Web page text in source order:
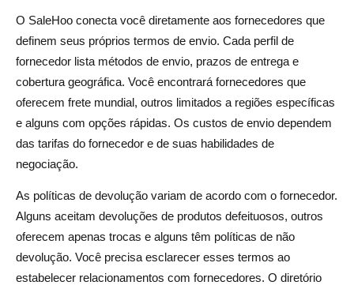
O SaleHoo conecta você diretamente aos fornecedores que
definem seus próprios termos de envio. Cada perfil de
fornecedor lista métodos de envio, prazos de entrega e
cobertura geográfica. Você encontrará fornecedores que
oferecem frete mundial, outros limitados a regiões específicas
e alguns com opções rápidas. Os custos de envio dependem
das tarifas do fornecedor e de suas habilidades de
negociação.
As políticas de devolução variam de acordo com o fornecedor.
Alguns aceitam devoluções de produtos defeituosos, outros
oferecem apenas trocas e alguns têm políticas de não
devolução. Você precisa esclarecer esses termos ao
estabelecer relacionamentos com fornecedores. O diretório